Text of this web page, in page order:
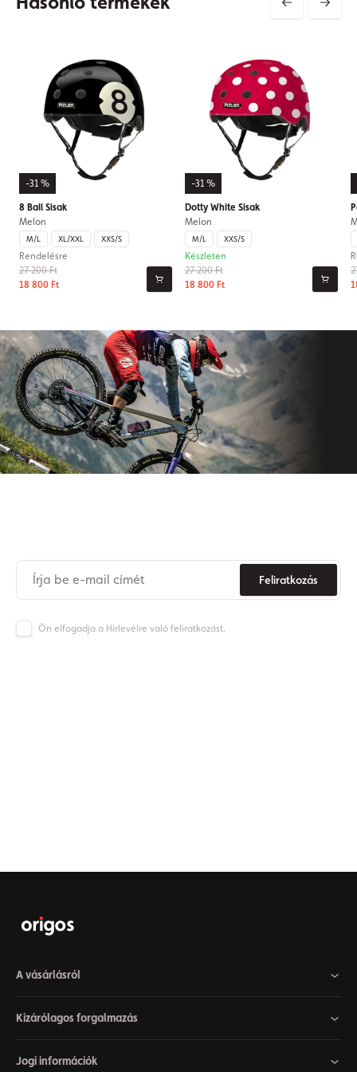
-31 %
8 Ball Sisak
Melon
M/L XL/XXL XXS/S
27 200 Ft
18 800 Ft
Rendelésre
-31 %
Dotty White Sisak
Melon
M/L XXS/S
27 200 Ft
18 800 Ft
Készleten
Feliratkozás
Ön elfogadja a Hírlevélre való feliratkozást.
A vásárlásról
Kizárólagos forgalmazás
Jogi információk